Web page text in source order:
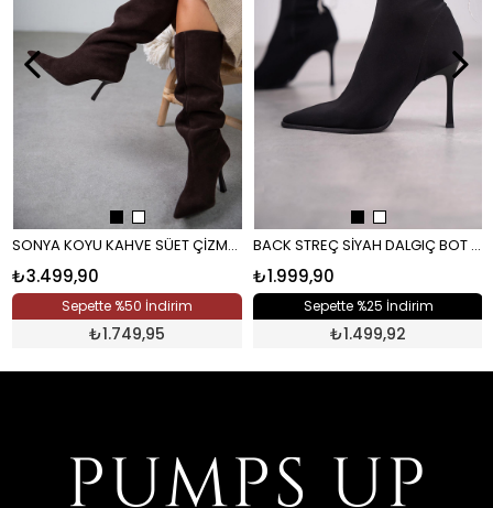
SONYA KOYU KAHVE SÜET ÇİZME KAHVE
₺3.499,90
Sepette %50 İndirim
₺1.749,95
BACK STREÇ SİYAH DALGIÇ BOT SİYAH
₺1.999,90
Sepette %25 İndirim
₺1.499,92